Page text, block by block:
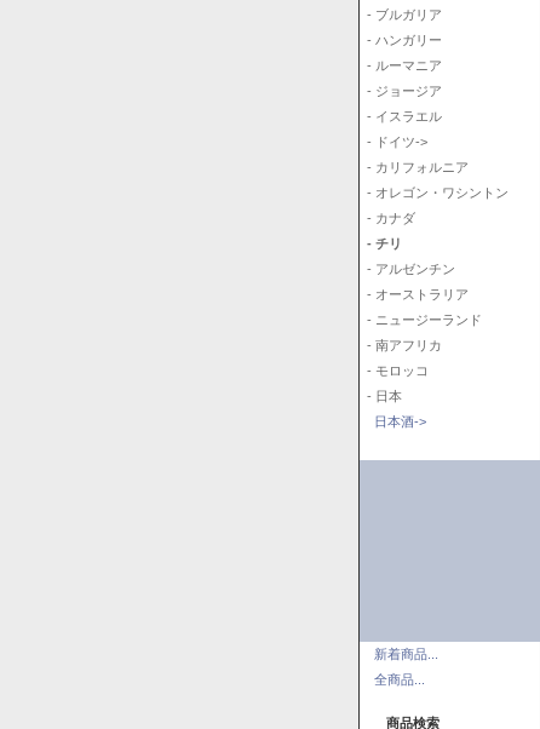
- ブルガリア
- ハンガリー
- ルーマニア
- ジョージア
- イスラエル
- ドイツ->
- カリフォルニア
- オレゴン・ワシントン
- カナダ
- チリ
- アルゼンチン
- オーストラリア
- ニュージーランド
- 南アフリカ
- モロッコ
- 日本
日本酒->
新着商品...
全商品...
商品検索